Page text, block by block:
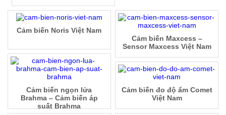
Cảm biến Noris Việt Nam
Cảm biến Maxcess –
Sensor Maxcess Việt Nam
Cảm biến ngọn lửa
Brahma – Cảm biến áp
suất Brahma
Cảm biến đo độ ẩm Comet
Việt Nam